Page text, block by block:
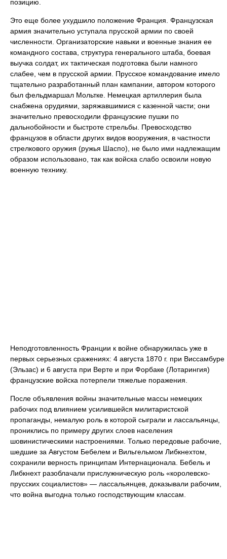
позицию.
Это еще более ухудшило положение Франция. Французская
армия значительно уступала прусской армии по своей
численности. Организаторские навыки и военные знания ее
командного состава, структура генерального штаба, боевая
выучка солдат, их тактическая подготовка были намного
слабее, чем в прусской армии. Прусское командование имело
тщательно разработанный план кампании, автором которого
был фельдмаршал Мольтке. Немецкая артиллерия была
снабжена орудиями, заряжавшимися с казенной части; они
значительно превосходили французские пушки по
дальнобойности и быстроте стрельбы. Превосходство
французов в области других видов вооружения, в частности
стрелкового оружия (ружья Шаспо), не было ими надлежащим
образом использовано, так как войска слабо освоили новую
военную технику.
Неподготовленность Франции к войне обнаружилась уже в
первых серьезных сражениях: 4 августа 1870 г. при Виссамбуре
(Эльзас) и 6 августа при Верте и при Форбаке (Лотарингия)
французские войска потерпели тяжелые поражения.
После объявления войны значительные массы немецких
рабочих под влиянием усилившейся милитаристской
пропаганды, немалую роль в которой сыграли и лассальянцы,
прониклись по примеру других слоев населения
шовинистическими настроениями. Только передовые рабочие,
шедшие за Августом Бебелем и Вильгельмом Либкнехтом,
сохранили верность принципам Интернационала. Бебель и
Либкнехт разоблачали прислужническую роль «королевско-
прусских социалистов» — лассальянцев, доказывали рабочим,
что война выгодна только господствующим классам.